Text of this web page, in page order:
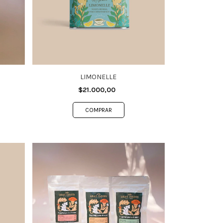
LIMONELLE
$21.000,00